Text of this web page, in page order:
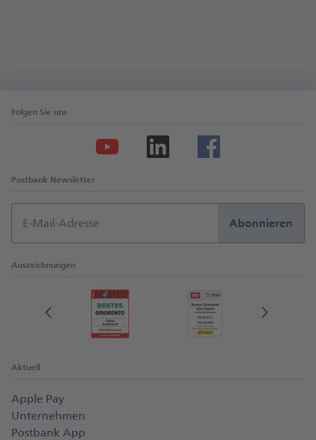
Folgen Sie uns
Postbank Newsletter
E-Mail-Adresse Abonnieren
Auszeichnungen
Aktuell
Apple Pay
Unternehmen
Postbank App